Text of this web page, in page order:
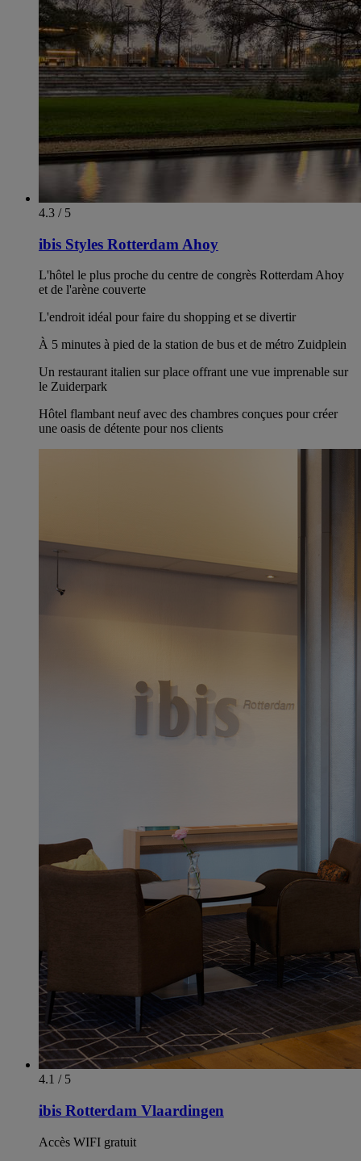
4.3 / 5
ibis Styles Rotterdam Ahoy
L'hôtel le plus proche du centre de congrès Rotterdam Ahoy
et de l'arène couverte
L'endroit idéal pour faire du shopping et se divertir
À 5 minutes à pied de la station de bus et de métro Zuidplein
Un restaurant italien sur place offrant une vue imprenable sur
le Zuiderpark
Hôtel flambant neuf avec des chambres conçues pour créer
une oasis de détente pour nos clients
4.1 / 5
ibis Rotterdam Vlaardingen
Accès WIFI gratuit